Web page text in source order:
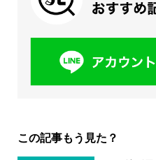
この記事もう見た？